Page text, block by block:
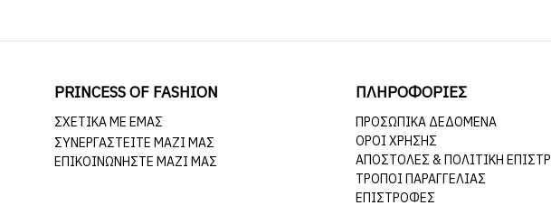
PRINCESS OF FASHION
ΣΧΕΤΙΚΆ ΜΕ ΕΜΆΣ
ΣΥΝΕΡΓΑΣΤΕΊΤΕ ΜΑΖΊ ΜΑΣ
ΕΠΙΚΟΙΝΩΝΉΣΤΕ ΜΑΖΊ ΜΑΣ
ΠΛΗΡΟΦΟΡΙΕΣ
ΠΡΟΣΩΠΙΚΆ ΔΕΔΟΜΈΝΑ
ΌΡΟΙ ΧΡΉΣΗΣ
ΑΠΟΣΤΟΛΈΣ & ΠΟΛΙΤΙΚΉ
ΤΡΌΠΟΙ ΠΑΡΑΓΓΕΛΊΑΣ
ΕΠΙΣΤΡΟΦΈΣ